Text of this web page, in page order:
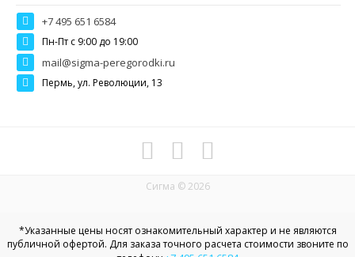
+7 495 651 6584
Пн-Пт c 9:00 до 19:00
mail@sigma-peregorodki.ru
Пермь, ул. Революции, 13
Сигма © 2026
*Указанные цены носят ознакомительный характер и не являются
публичной офертой. Для заказа точного расчета стоимости звоните по